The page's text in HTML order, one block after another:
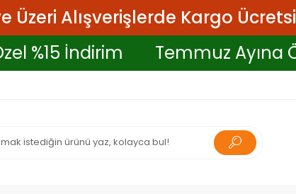
Üzeri Alışverişlerde Kargo
%15 İndirim Temmuz